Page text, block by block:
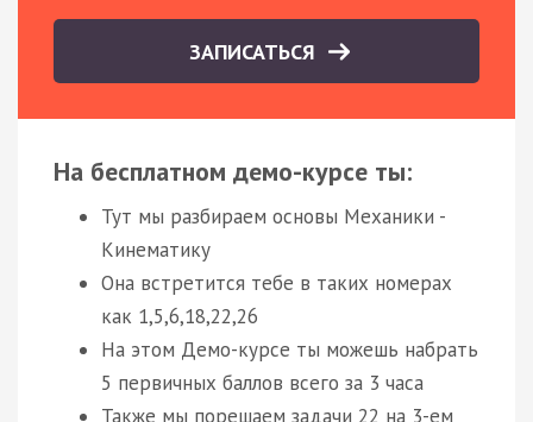
ЗАПИСАТЬСЯ
На бесплатном демо-курсе ты:
Тут мы разбираем основы Механики -
Кинематику
Она встретится тебе в таких номерах
как 1,5,6,18,22,26
На этом Демо-курсе ты можешь набрать
5 первичных баллов всего за 3 часа
Также мы порешаем задачи 22 на 3-ем